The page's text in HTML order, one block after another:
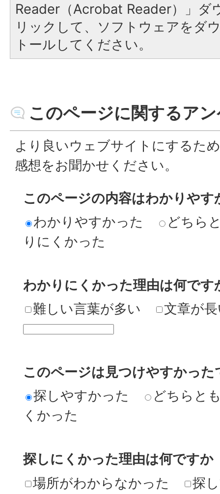
Reader（Acrobat Reader）」ダ
リックして、ソフトウェアをダ
トールしてください。
このページに関するア
より良いウェブサイトにするた
感想をお聞かせください。
このページの内容はわかりやす
わかりやすかった
どちら
りにくかった
わかりにくかった理由は何です
難しい言葉が多い
文章が
このページは見つけやすかった
探しやすかった
どちらと
くかった
探しにくかった理由は何ですか
場所がわからなかった
探